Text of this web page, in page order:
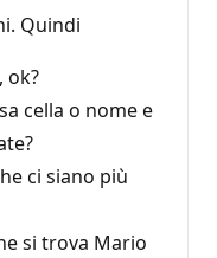
Quindi
ok?
cella o nome e
ci siano più
si trova Mario